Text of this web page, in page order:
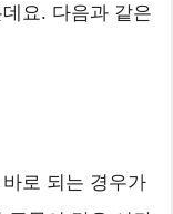
요. 다음과 같은
로 되는 경우가